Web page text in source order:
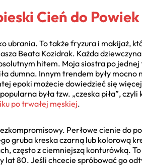
Cień do Powiek
ubrania. To także fryzura i makijaż,
Beata Kozidrak. Każda
hitem. Moja siostra po
dumna. Innym trendem były
epoki możecie dowiedzieć się
była tzw. „czeska piła”,
po trwałej męskiej.
Perłowe cienie do
gruba kreska czarną lub kolorową
często z ciemniejszą konturówką.
lat 80. Jeśli chcecie spróbować go